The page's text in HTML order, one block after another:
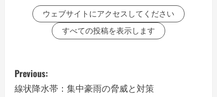
ウェブサイトにアクセスしてください
すべての投稿を表示します
P
o
Previous:
線状降水帯：集中豪雨の脅威と対策